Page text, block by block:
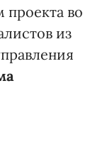
во
из